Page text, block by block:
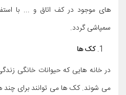
های موجود در کف اتاق و ... با
سمپاشی گردد.
کک ها
در خانه هایی که حیوانات خانگی
می شوند. کک ها می توانند برای چند